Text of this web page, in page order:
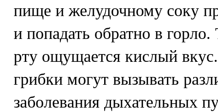
пище и желудочному соку
и попадать обратно в
рту ощущается кислый
грибки могут вызывать
заболевания дыхательных